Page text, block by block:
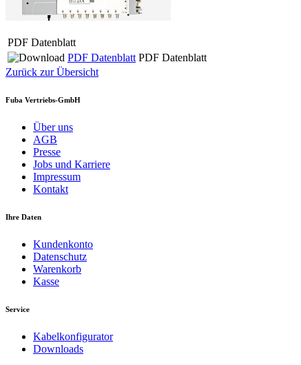
PDF Datenblatt
PDF Datenblatt PDF Datenblatt
Zurück zur Übersicht
Fuba Vertriebs-GmbH
Über uns
AGB
Presse
Jobs und Karriere
Impressum
Kontakt
Ihre Daten
Kundenkonto
Datenschutz
Warenkorb
Kasse
Service
Kabelkonfigurator
Downloads